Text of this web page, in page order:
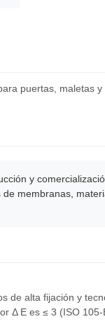
puertas, maletas
y
membranas,
de alta fijación y
Δ E es ≤ 3 (ISO